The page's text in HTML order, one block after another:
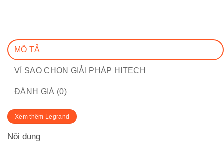
MÔ TẢ
VÌ SAO CHỌN GIẢI PHÁP HITECH
ĐÁNH GIÁ (0)
Xem thêm Legrand
Nội dung